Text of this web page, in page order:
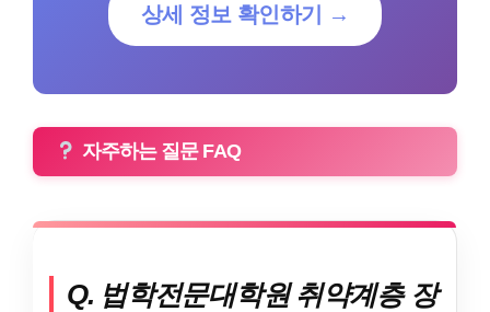
상세 정보 확인하기 →
자주하는 질문 FAQ
Q. 법학전문대학원 취약계층 장